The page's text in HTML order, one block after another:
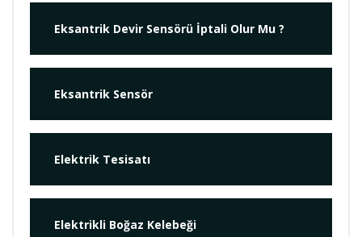
Eksantrik Devir Sensörü İptali Olur Mu ?
Eksantrik Sensör
Elektrik Tesisatı
Elektrikli Boğaz Kelebeği